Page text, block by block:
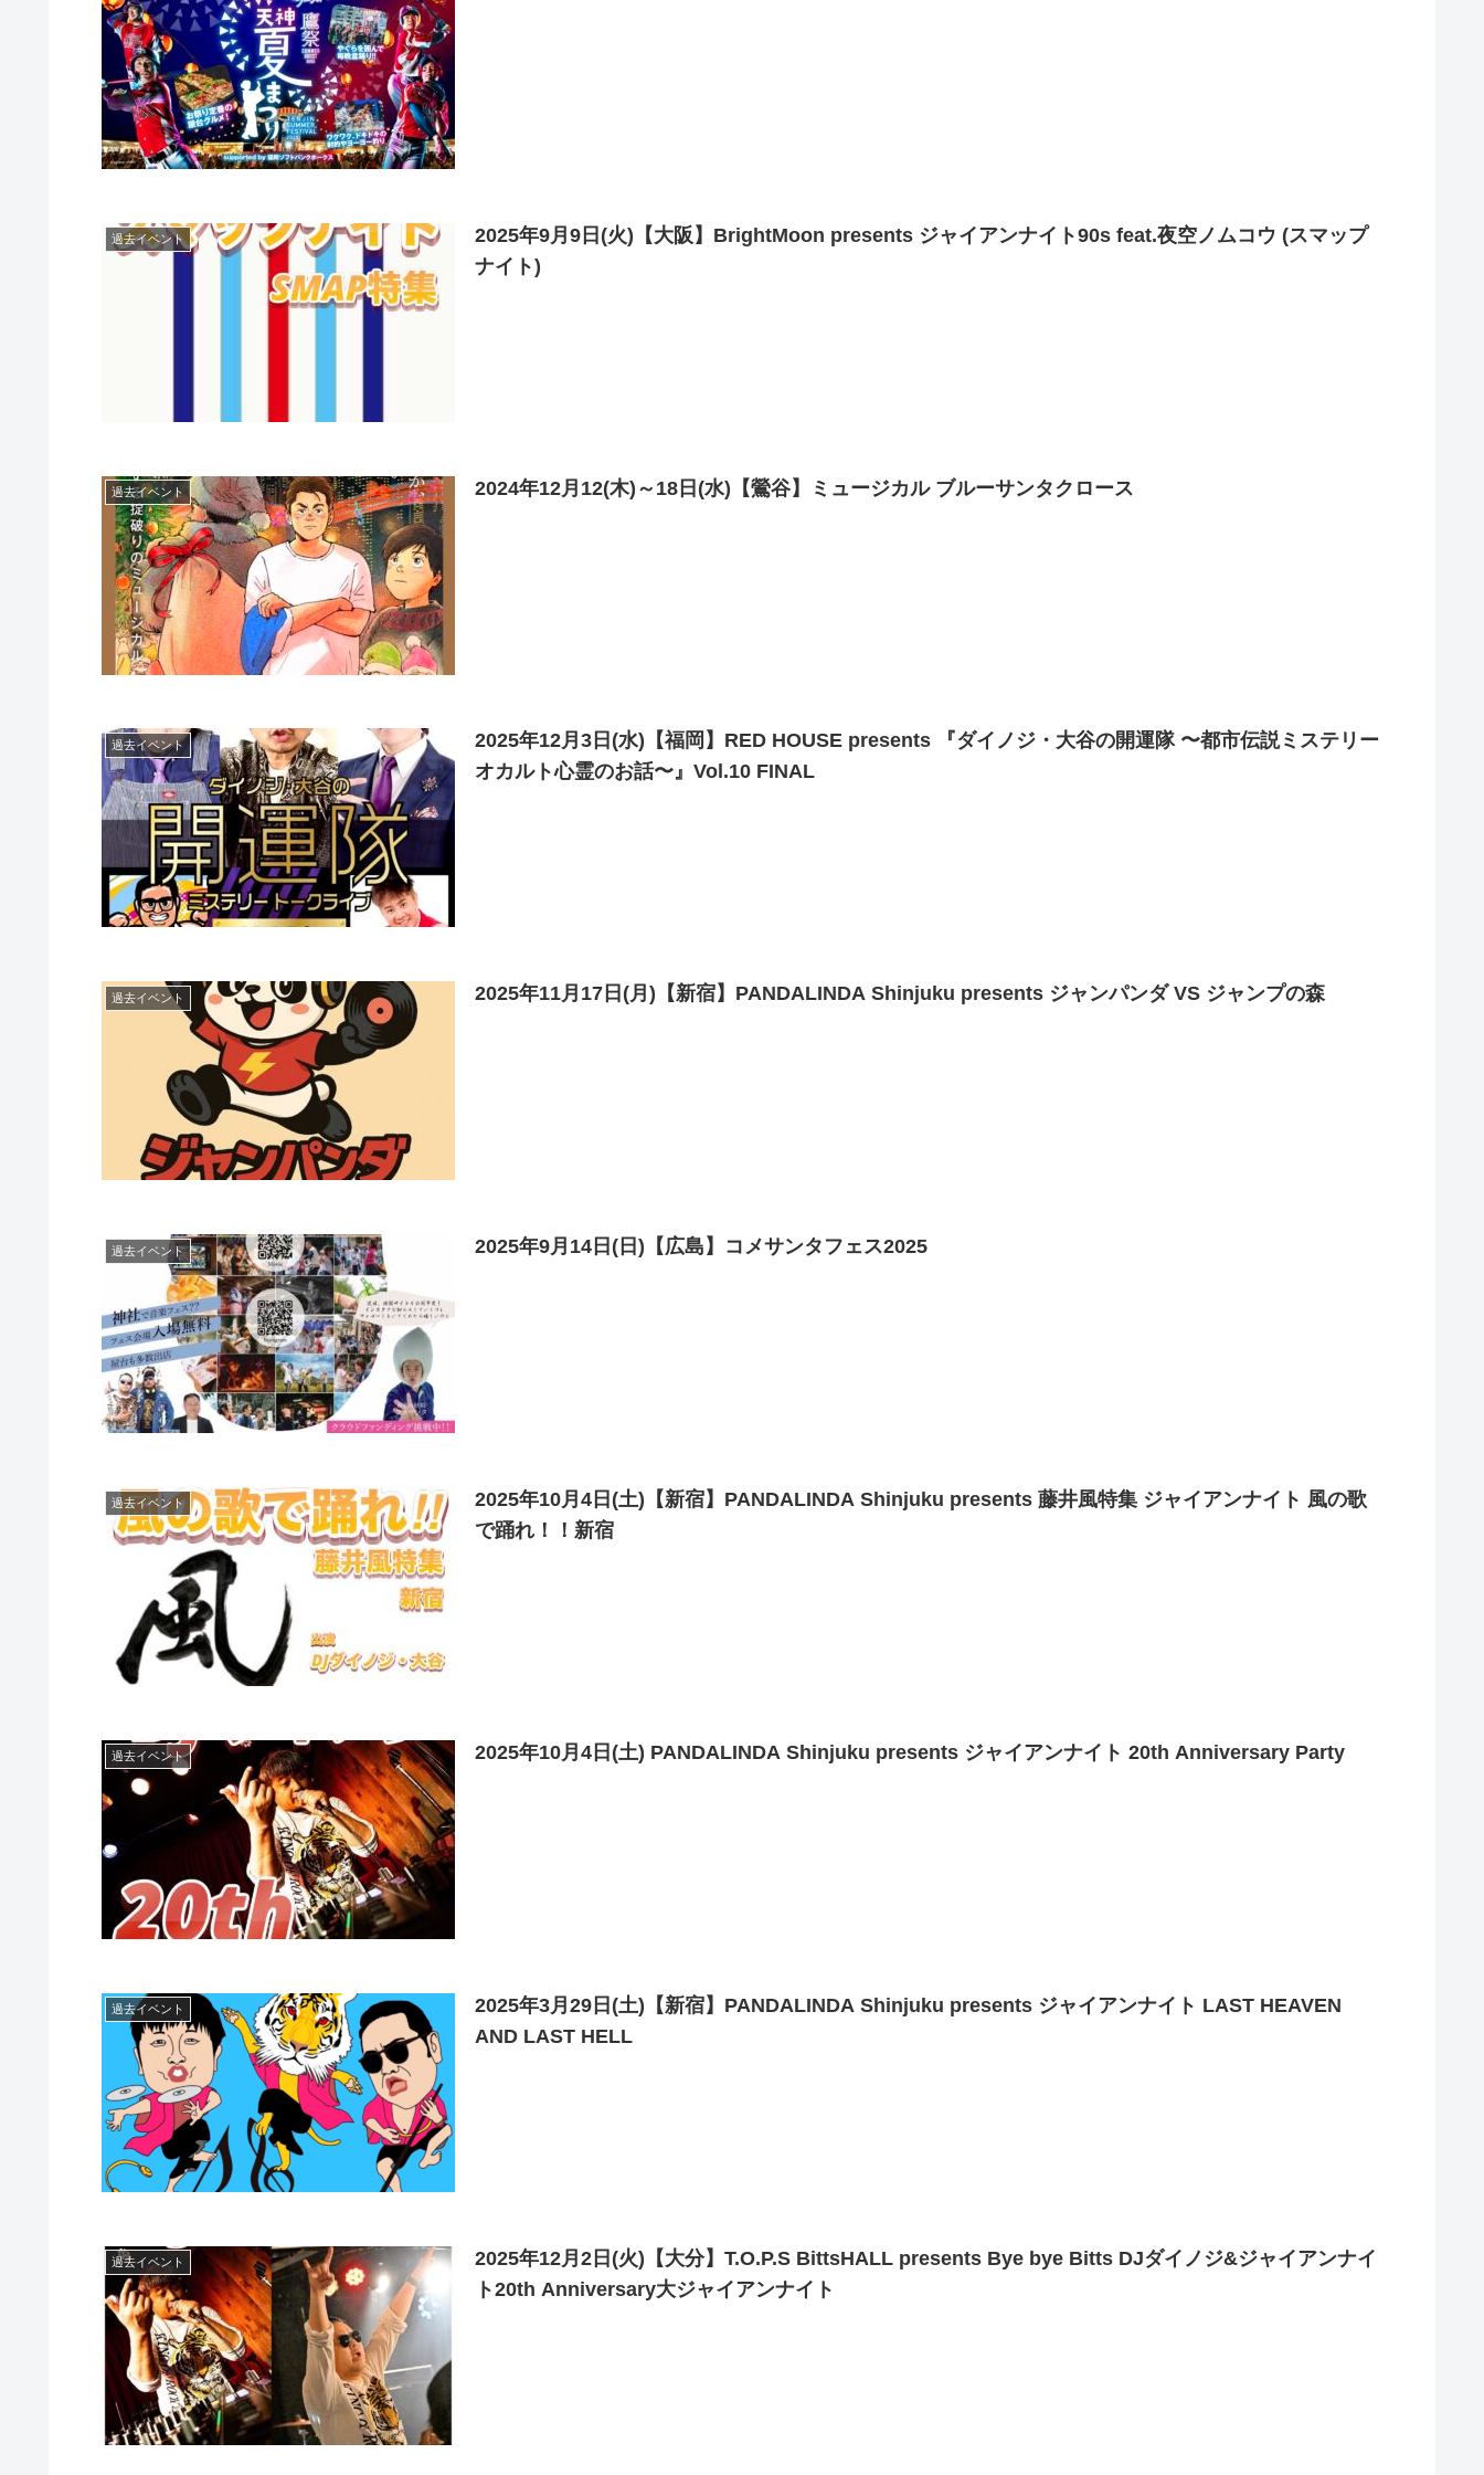
過去イベント
2025年9月9日(火)【大阪】BrightMoon presents ジャイアンナイト90s feat.夜空ノムコウ (スマップ
ナイト)
過去イベント 2024年12月12(木)～18日(水)【鶯谷】ミュージカル ブルーサンタクロース
過去イベント
2025年12月3日(水)【福岡】RED HOUSE presents 『ダイノジ・大谷の開運隊 〜都市伝説ミステリー
オカルト心霊のお話〜』Vol.10 FINAL
過去イベント 2025年11月17日(月)【新宿】PANDALINDA Shinjuku presents ジャンパンダ VS ジャンプの森
過去イベント 2025年9月14日(日)【広島】コメサンタフェス2025
過去イベント
2025年10月4日(土)【新宿】PANDALINDA Shinjuku presents 藤井風特集 ジャイアンナイト 風の歌
で踊れ！！新宿
過去イベント 2025年10月4日(土) PANDALINDA Shinjuku presents ジャイアンナイト 20th Anniversary Party
過去イベント
2025年3月29日(土)【新宿】PANDALINDA Shinjuku presents ジャイアンナイト LAST HEAVEN
AND LAST HELL
過去イベント
2025年12月2日(火)【大分】T.O.P.S BittsHALL presents Bye bye Bitts DJダイノジ&ジャイアンナイ
ト20th Anniversary大ジャイアンナイト